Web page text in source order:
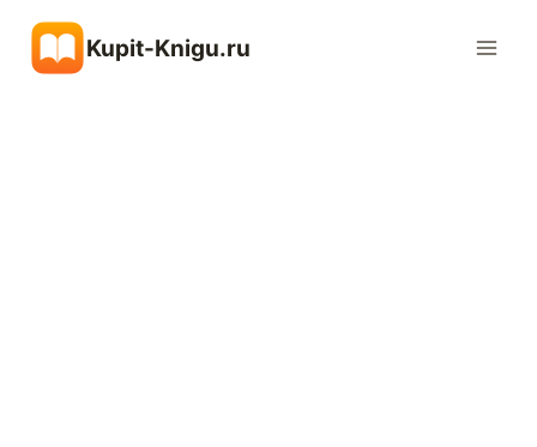
содержимому
Kupit-Knigu.ru